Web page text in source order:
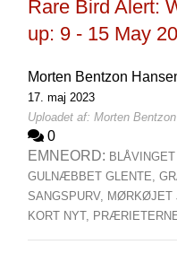
Rare Bird Alert:
up: 9 - 15 May
Morten Bentzon
17. maj 2023
Uploadet af: Morten
0
EMNEORD:
GULNÆBBET GLENTE,
SANGSPURV, MØRKØJET
KORT NYT,